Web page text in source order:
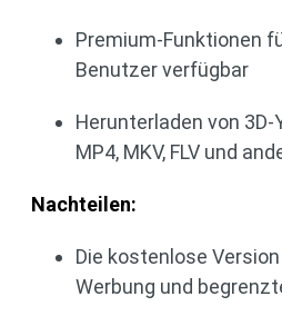
Premium-Funktionen
Benutzer verfügbar
Herunterladen von 3D-
MP4, MKV, FLV und
Nachteilen:
Die kostenlose
Werbung und